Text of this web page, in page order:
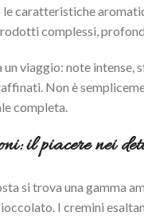
caratteristiche
complessi,
viaggio: note intense,
Non è
completa.
il piacere nei
si trova una gamma
I cremini